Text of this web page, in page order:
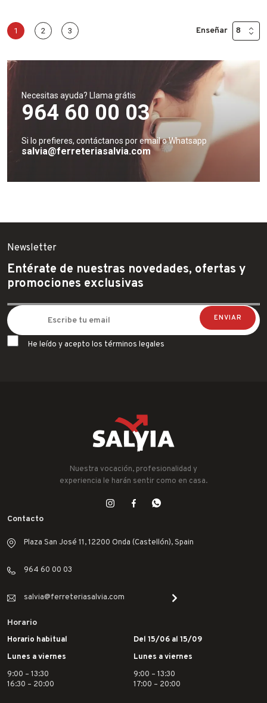
1 2 3 Enseñar
Necesitas ayuda? Llama grátis
964 60 00 03
Si lo prefieres, contáctanos por email o Whatsapp
salvia@ferreteriasalvia.com
Newsletter
Entérate de nuestras novedades, ofertas y
promociones exclusivas
He leído y acepto los términos legales
Nuestra vocación, profesionalidad y
experiencia le harán sentir como en casa.
Contacto
Plaza San José 11, 12200 Onda (Castellón), Spain
964 60 00 03
salvia@ferreteriasalvia.com
Horario
Horario habitual
Lunes a viernes
9:00 – 13:30
16:30 – 20:00
Del 15/06 al 15/09
Lunes a viernes
9:00 – 13:30
17:00 – 20:00